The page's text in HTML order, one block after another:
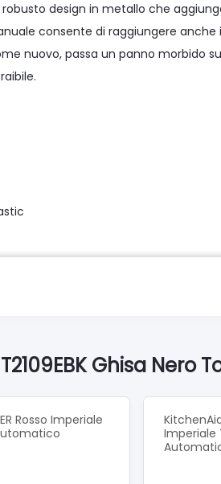
design in metallo che
consente di raggiungere
nuovo, passa un panno morbido
Ghisa Nero
Rosso Imperiale
Imperiale